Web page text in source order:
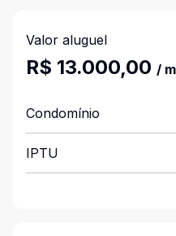
Valor aluguel
R$ 13.000,00 /
Condomínio
IPTU